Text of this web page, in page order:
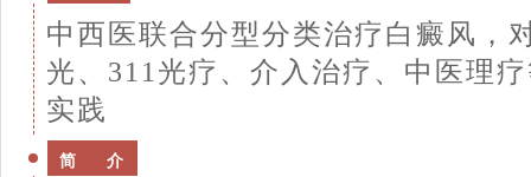
中西医联合分型分类治疗白癜风，
光、311光疗、介入治疗、中医理
实践
简 介